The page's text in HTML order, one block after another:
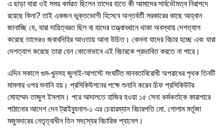
এ ছাড়া যারা ওই সময় কর্মরত ছিলেন তাদের হাতে কী আমাদের সার্বভৌমত্ব নিরাপদে
রয়েছে কিনা? তাই একজন ভুক্তভোগী হিসেবে অন্তর্বর্তী সরকারের কাছে আহ্বান
জানাচ্ছি যে, যারা দায়িত্বরত ছিল বা যাদের তত্ত্বাবধানে থাকা অবস্থায় দেশত্যাগ
করেছে তাদেরও জবাবদিহির আওতায় আনা উচিত। কেননা যাদের বিচার হচ্ছে এবং যারা
দেশত্যাগ করেছে তারা যেন কোনোভাবে এই বিচারকে প্রভাবিত করতে না পারে।
এদিন সকালে গুম-খুনসহ জুলাই-আগস্টে সংঘটিত মানবতাবিরোধী অপরাধের পৃথক তিনটি
মামলার ওপর শুনানি হয়। প্রসিকিউশনের পক্ষে শুনানি করেন চিফ প্রসিকিউটর
মোহাম্মদ তাজুল ইসলাম। পরে আদালতে হাজির হওয়া ১৫ সেনা কর্মকর্তাকে কারাগারে
পাঠানোর আদেশ দেন ট্রাইব্যুনাল-১ এর চেয়ারম্যান বিচারপতি মো. গোলাম মর্তূজা
মজুমদারের নেতৃত্বাধীন তিন সদস্যের বিচারিক প্যানেল।